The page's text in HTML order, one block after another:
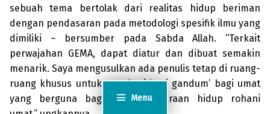
Menu
sebuah tema bertolak dari realitas hidup beriman
dengan pendasaran pada metodologi spesifik ilmu yang
dimiliki – bersumber pada Sabda Allah. “Terkait
perwajahan GEMA, dapat diatur dan dibuat semakin
menarik. Saya mengusulkan ada penulis tetap di ruang-
ruang khusus untuk mem­beri ‘sari gandum’ bagi umat
yang berguna bagi perbendaharaan hidup rohani